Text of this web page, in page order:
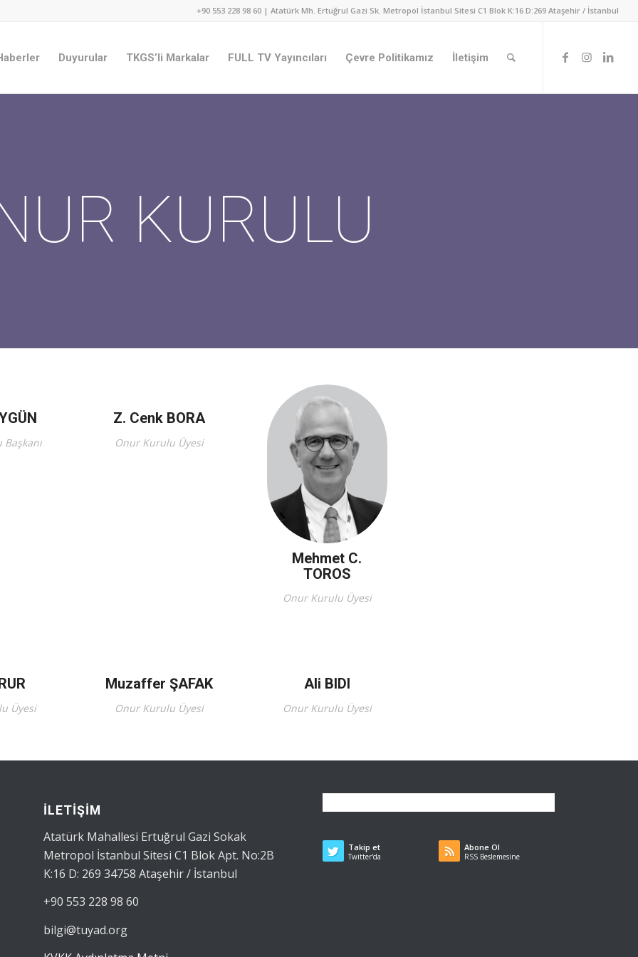
+90 553 228 98 60 | Atatürk Mh. Ertuğrul Gazi Sk. Metropol İstanbul Sitesi C1 Blok K:16 D:269 Ataşehir / İstanbul
Duyurular TKGS’li Markalar FULL TV Yayıncıları Çevre Politikamız İletişim
KURULU
Z. Cenk BORA
Onur Kurulu Üyesi
Mehmet C.
TOROS
Onur Kurulu Üyesi
Üyesi
Muzaffer ŞAFAK
Onur Kurulu Üyesi
Ali BIDI
Onur Kurulu Üyesi
İLETİŞİM
Atatürk Mahallesi Ertuğrul Gazi Sokak
Metropol İstanbul Sitesi C1 Blok Apt. No:2B
K:16 D: 269 34758 Ataşehir / İstanbul
+90 553 228 98 60
bilgi@tuyad.org
Takip et
Twitter'da
Abone Ol
RSS Beslemesine